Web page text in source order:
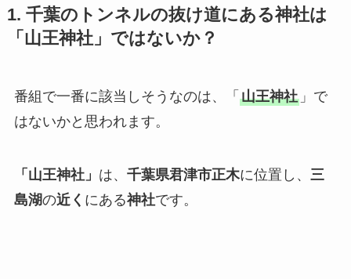
1. 千葉のトンネルの抜け道にある神社は
「山王神社」ではないか？
番組で一番に該当しそうなのは、「 山王神社」で
はないかと思われます。
「山王神社」 は、 千葉県君津市正木に位置し、 三
島湖の近く にある神社です。